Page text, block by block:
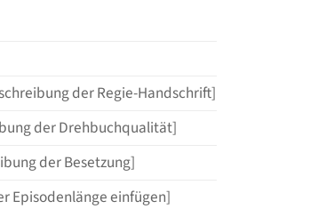
der Regie-Handschrift]
der Drehbuchqualität]
der Besetzung]
Episodenlänge einfügen]